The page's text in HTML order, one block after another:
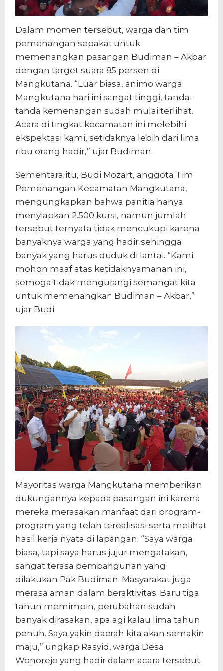
Dalam momen tersebut, warga dan tim
pemenangan sepakat untuk
memenangkan pasangan Budiman – Akbar
dengan target suara 85 persen di
Mangkutana. “Luar biasa, animo warga
Mangkutana hari ini sangat tinggi, tanda-
tanda kemenangan sudah mulai terlihat.
Acara di tingkat kecamatan ini melebihi
ekspektasi kami, setidaknya lebih dari lima
ribu orang hadir,” ujar Budiman.
Sementara itu, Budi Mozart, anggota Tim
Pemenangan Kecamatan Mangkutana,
mengungkapkan bahwa panitia hanya
menyiapkan 2.500 kursi, namun jumlah
tersebut ternyata tidak mencukupi karena
banyaknya warga yang hadir sehingga
banyak yang harus duduk di lantai. “Kami
mohon maaf atas ketidaknyamanan ini,
semoga tidak mengurangi semangat kita
untuk memenangkan Budiman – Akbar,”
ujar Budi.
Mayoritas warga Mangkutana memberikan
dukungannya kepada pasangan ini karena
mereka merasakan manfaat dari program-
program yang telah terealisasi serta melihat
hasil kerja nyata di lapangan. “Saya warga
biasa, tapi saya harus jujur mengatakan,
sangat terasa pembangunan yang
dilakukan Pak Budiman. Masyarakat juga
merasa aman dalam beraktivitas. Baru tiga
tahun memimpin, perubahan sudah
banyak dirasakan, apalagi kalau lima tahun
penuh. Saya yakin daerah kita akan semakin
maju,” ungkap Rasyid, warga Desa
Wonorejo yang hadir dalam acara tersebut.